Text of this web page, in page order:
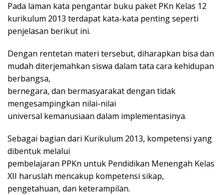
Pada laman kata pengantar buku paket PKn Kelas 12
kurikulum 2013 terdapat kata-kata penting seperti
penjelasan berikut ini.
Dengan rentetan materi tersebut, diharapkan bisa dan
mudah diterjemahkan siswa dalam tata cara kehidupan
berbangsa,
bernegara, dan bermasyarakat dengan tidak
mengesampingkan nilai-nilai
universal kemanusiaan dalam implementasinya.
Sebagai bagian dari Kurikulum 2013, kompetensi yang
dibentuk melalui
pembelajaran PPKn untuk Pendidikan Menengah Kelas
XII haruslah mencakup kompetensi sikap,
pengetahuan, dan keterampilan.